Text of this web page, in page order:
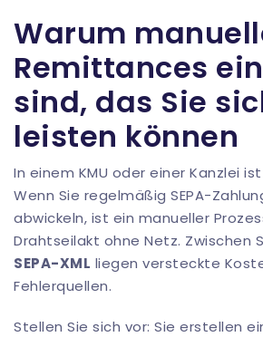
Warum
Remittances
sind, das Sie
leisten können
In einem KMU oder einer Kanzlei
Wenn Sie regelmäßig SEPA-
abwickeln, ist ein manueller
Drahtseilakt ohne Netz. Zwischen
SEPA-XML liegen versteckte
Fehlerquellen.
Stellen Sie sich vor: Sie erstellen